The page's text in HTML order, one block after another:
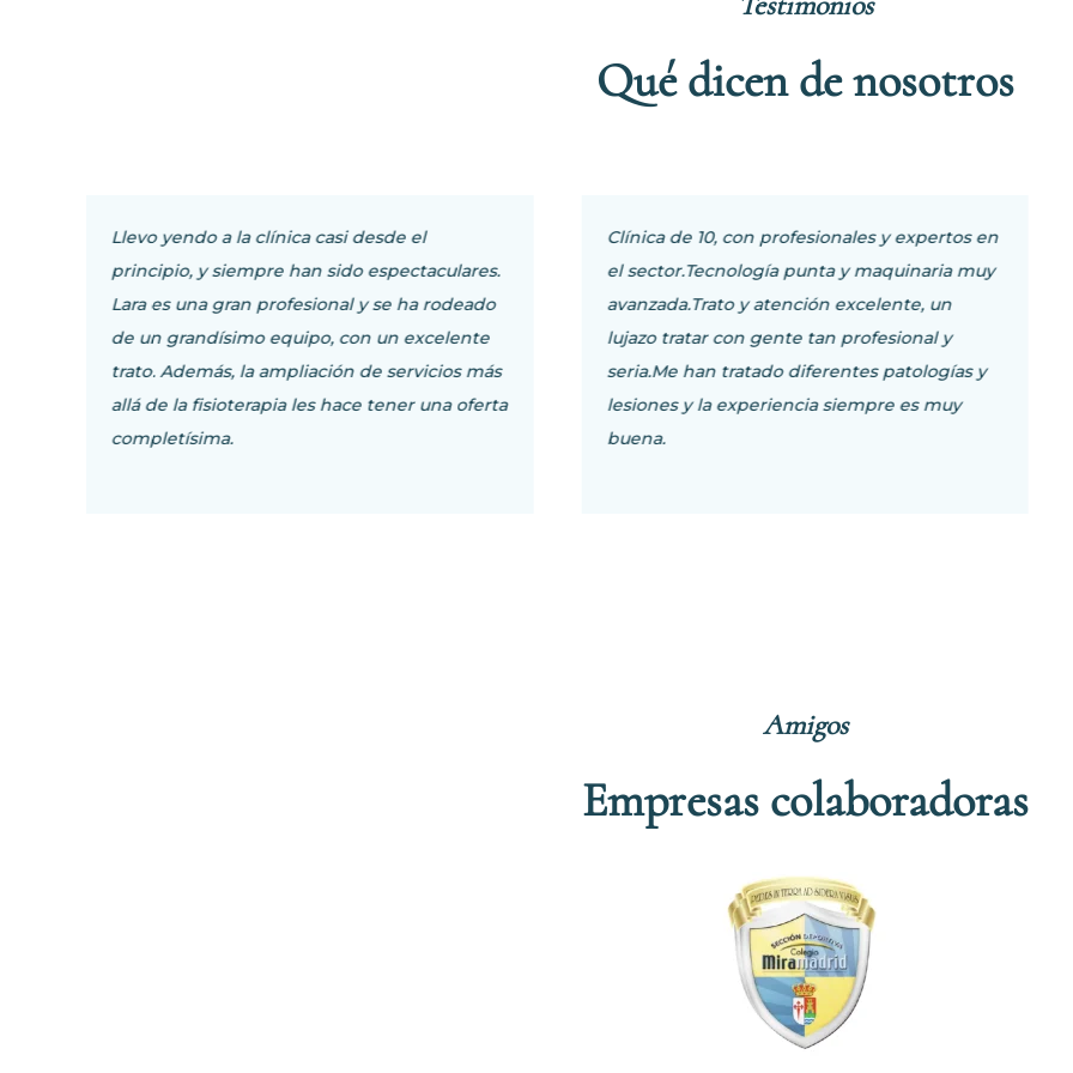
Qué dicen de nosotros
Clínica de 10, con profesionales y expertos en
el sector.Tecnología punta y maquinaria muy
avanzada.Trato y atención excelente, un
lujazo tratar con gente tan profesional y
seria.Me han tratado diferentes patologías y
lesiones y la experiencia siempre es muy
buena.
Todo el equipo de Dalia son unos excelentes
profesionales y siempre te tratan fenomenal.
Estoy muy contenta de haberles descubierto,
tanto para mis sesiones de pilates de
embarazo como para los tratamientos post-
parto y sesiones de fisioterapia. ¡Gracias Lara
por pensar siempre en tus clientes y buscar
Amigos
Empresas colaboradoras